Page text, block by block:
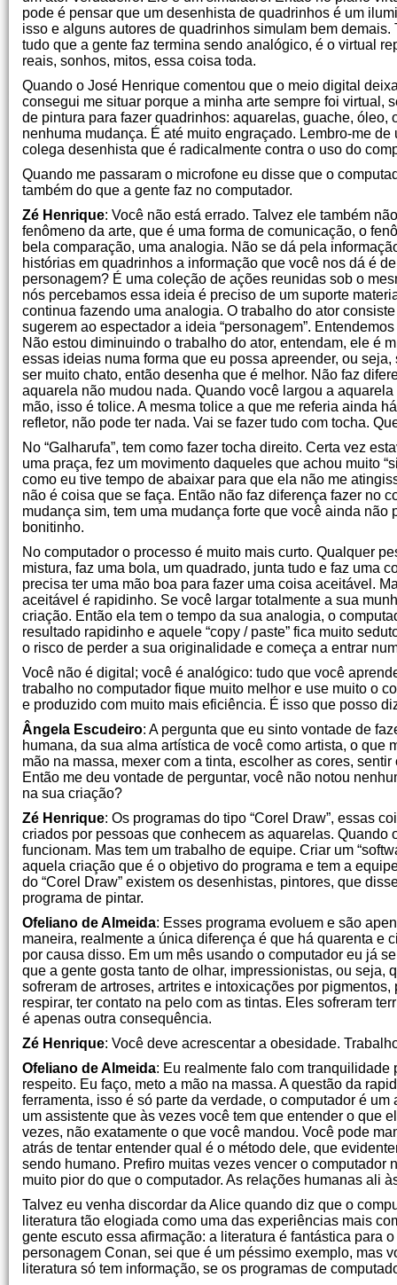
pode é pensar que um desenhista de quadrinhos é um
isso e alguns autores de quadrinhos simulam bem
tudo que a gente faz termina sendo analógico, é o virtual
reais, sonhos, mitos, essa coisa toda.
Quando o José Henrique comentou que o meio digital
consegui me situar porque a minha arte sempre foi virtual,
de pintura para fazer quadrinhos: aquarelas, guache,
nenhuma mudança. É até muito engraçado. Lembro-me
colega desenhista que é radicalmente contra o uso do
Quando me passaram o microfone eu disse que o
também do que a gente faz no computador.
Zé Henrique: Você não está errado. Talvez ele também
fenômeno da arte, que é uma forma de comunicação, o
bela comparação, uma analogia. Não se dá pela
histórias em quadrinhos a informação que você nos dá é
personagem? É uma coleção de ações reunidas sob o
nós percebamos essa ideia é preciso de um suporte
continua fazendo uma analogia. O trabalho do ator
sugerem ao espectador a ideia “personagem”.
Não estou diminuindo o trabalho do ator, entendam, ele é
essas ideias numa forma que eu possa apreender, ou
ser muito chato, então desenha que é melhor. Não faz
aquarela não mudou nada. Quando você largou a
mão, isso é tolice. A mesma tolice a que me referia ainda
refletor, não pode ter nada. Vai se fazer tudo com tocha.
No “Galharufa”, tem como fazer tocha direito. Certa vez
uma praça, fez um movimento daqueles que achou muito
como eu tive tempo de abaixar para que ela não me
não é coisa que se faça. Então não faz diferença fazer no
mudança sim, tem uma mudança forte que você ainda
bonitinho.
No computador o processo é muito mais curto. Qualquer
mistura, faz uma bola, um quadrado, junta tudo e faz uma
precisa ter uma mão boa para fazer uma coisa aceitável.
aceitável é rapidinho. Se você largar totalmente a sua
criação. Então ela tem o tempo da sua analogia, o
resultado rapidinho e aquele “copy / paste” fica muito
o risco de perder a sua originalidade e começa a entrar
Você não é digital; você é analógico: tudo que você
trabalho no computador fique muito melhor e use muito o
e produzido com muito mais eficiência. É isso que posso
Ângela Escudeiro: A pergunta que eu sinto vontade de
humana, da sua alma artística de você como artista, o que
mão na massa, mexer com a tinta, escolher as cores,
Então me deu vontade de perguntar, você não notou
na sua criação?
Zé Henrique: Os programas do tipo “Corel Draw”, essas
criados por pessoas que conhecem as aquarelas.
funcionam. Mas tem um trabalho de equipe. Criar um
aquela criação que é o objetivo do programa e tem a
do “Corel Draw” existem os desenhistas, pintores, que
programa de pintar.
Ofeliano de Almeida: Esses programa evoluem e são
maneira, realmente a única diferença é que há quarenta
por causa disso. Em um mês usando o computador eu já
que a gente gosta tanto de olhar, impressionistas, ou
sofreram de artroses, artrites e intoxicações por
respirar, ter contato na pelo com as tintas. Eles sofreram
é apenas outra consequência.
Zé Henrique: Você deve acrescentar a obesidade.
Ofeliano de Almeida: Eu realmente falo com
respeito. Eu faço, meto a mão na massa. A questão da
ferramenta, isso é só parte da verdade, o computador é
um assistente que às vezes você tem que entender o que
vezes, não exatamente o que você mandou. Você pode
atrás de tentar entender qual é o método dele, que
sendo humano. Prefiro muitas vezes vencer o computador
muito pior do que o computador. As relações humanas ali
Talvez eu venha discordar da Alice quando diz que o
literatura tão elogiada como uma das experiências mais
gente escuto essa afirmação: a literatura é fantástica para
personagem Conan, sei que é um péssimo exemplo, mas
literatura só tem informação, se os programas de